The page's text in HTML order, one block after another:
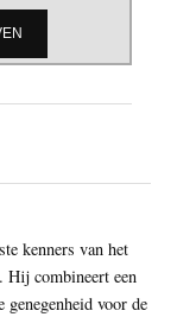
kenners van het
Hij combineert een
voor de